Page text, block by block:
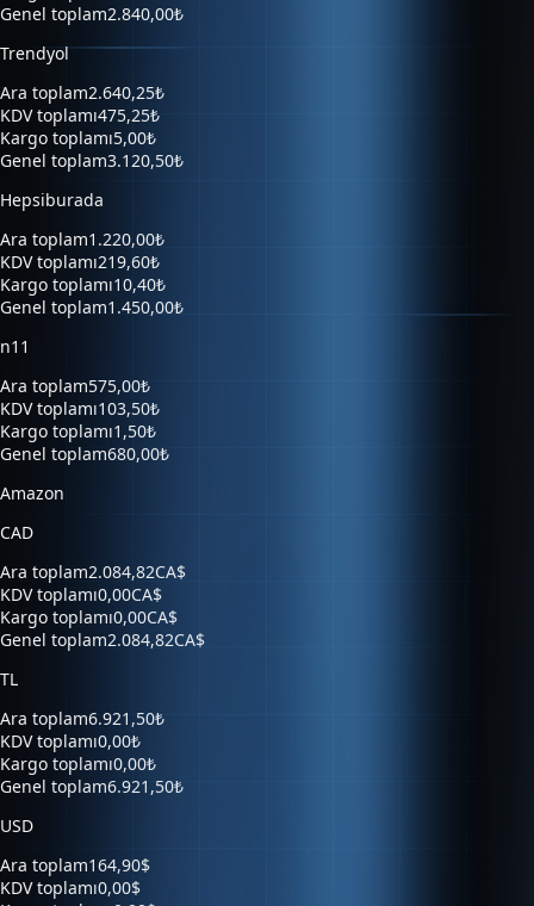
Trendyol
Ara toplam2.640,25₺
Kargo toplamı5,00₺
Genel toplam3.120,50₺
Hepsiburada
Ara toplam1.220,00₺
Kargo toplamı10,40₺
Genel toplam1.450,00₺
n11
Ara toplam
Kargo toplamı1,50₺
Genel toplam680,00₺
Amazon
CAD
Ara toplam
Kargo toplamı0,00CA$
Genel toplam2.084,82CA$
TL
Ara toplam
Kargo toplamı0,00₺
Genel toplam6.921,50₺
USD
Ara toplam
Kargo toplamı0,00$
Genel toplam164,90$